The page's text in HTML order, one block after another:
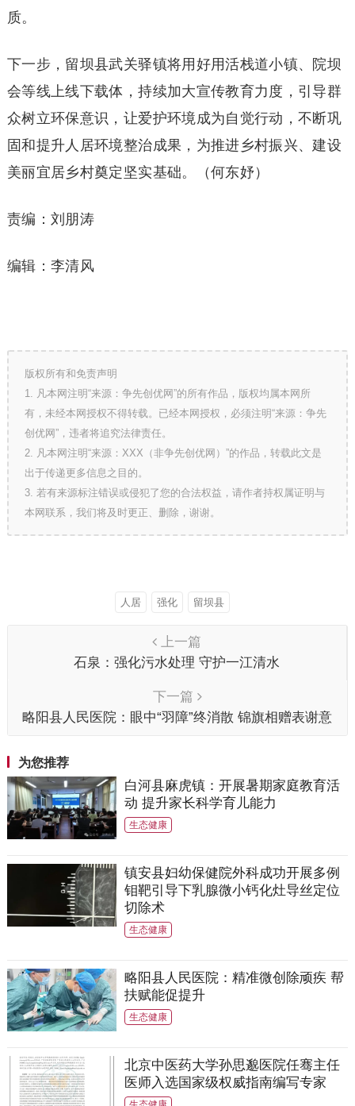
质。
下一步，留坝县武关驿镇将用好用活栈道小镇、院坝
会等线上线下载体，持续加大宣传教育力度，引导群
众树立环保意识，让爱护环境成为自觉行动，不断巩
固和提升人居环境整治成果，为推进乡村振兴、建设
美丽宜居乡村奠定坚实基础。（何东妤）
责编：刘朋涛
编辑：李清风
版权所有和免责声明
1. 凡本网注明“来源：争先创优网”的所有作品，版权均属本网所
有，未经本网授权不得转载。已经本网授权，必须注明“来源：争先
创优网”，违者将追究法律责任。
2. 凡本网注明“来源：XXX（非争先创优网）”的作品，转载此文是
出于传递更多信息之目的。
3. 若有来源标注错误或侵犯了您的合法权益，请作者持权属证明与
本网联系，我们将及时更正、删除，谢谢。
人居 强化 留坝县
上一篇
石泉：强化污水处理 守护一江清水
下一篇
略阳县人民医院：眼中“羽障”终消散 锦旗相赠表谢意
为您推荐
白河县麻虎镇：开展暑期家庭教育活
动 提升家长科学育儿能力
生态健康
镇安县妇幼保健院外科成功开展多例
钼靶引导下乳腺微小钙化灶导丝定位
切除术
生态健康
略阳县人民医院：精准微创除顽疾 帮
扶赋能促提升
生态健康
北京中医药大学孙思邈医院任骞主任
医师入选国家级权威指南编写专家